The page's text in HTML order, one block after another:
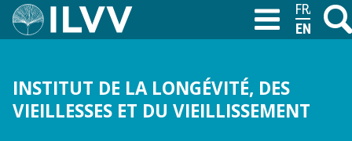
Skip
M
INSTITUT DE LA LONGÉVITÉ, DES
VIEILLESSES ET DU VIEILLISSEMENT
T
FRANÇAIS
ENGLISH